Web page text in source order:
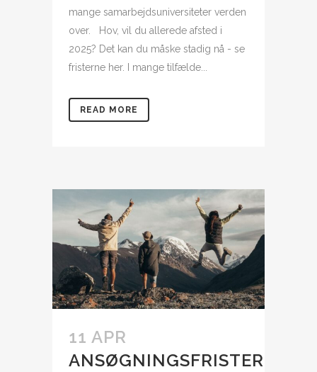
mange samarbejdsuniversiteter verden
over. Hov, vil du allerede afsted i
2025? Det kan du måske stadig nå - se
fristerne her. I mange tilfælde...
READ MORE
11 APR
ANSØGNINGSFRISTER